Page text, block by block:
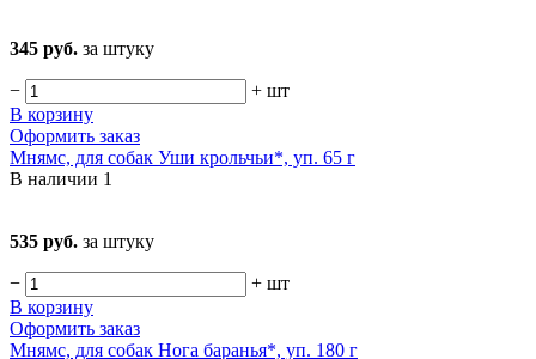
345 руб. за штуку
− + шт
В корзину
Оформить заказ
Мнямс, для собак Уши крольчьи*, уп. 65 г
В наличии 1
535 руб. за штуку
− + шт
В корзину
Оформить заказ
Мнямс, для собак Нога баранья*, уп. 180 г